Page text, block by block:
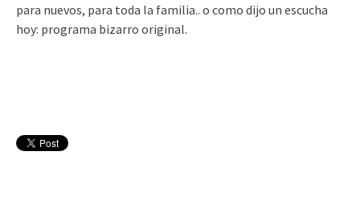
para nuevos, para toda la familia.. o como dijo un escucha
hoy: programa bizarro original.